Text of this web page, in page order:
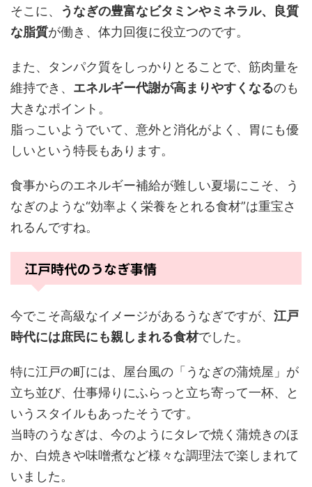
そこに、
うなぎの豊富なビタミンやミネラル、良質
な脂質が働き、体力回復に役立つのです。
また、タンパク質をしっかりとることで、筋肉量を
維持でき、 エネルギー代謝が高まりやすくなるのも
大きなポイント。
脂っこいようでいて、意外と消化がよく、胃にも優
しいという特長もあります。
食事からのエネルギー補給が難しい夏場にこそ、う
なぎのような“効率よく栄養をとれる食材”は重宝さ
れるんですね。
江戸時代のうなぎ事情
今でこそ高級なイメージがあるうなぎですが、 江戸
時代には庶民にも親しまれる食材でした。
特に江戸の町には、屋台風の「うなぎの蒲焼屋」が
立ち並び、仕事帰りにふらっと立ち寄って一杯、と
いうスタイルもあったそうです。
当時のうなぎは、今のようにタレで焼く蒲焼きのほ
か、白焼きや味噌煮など様々な調理法で楽しまれて
いました。